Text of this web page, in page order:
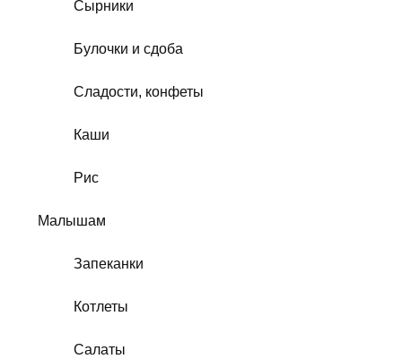
Сырники
Булочки и сдоба
Сладости, конфеты
Каши
Рис
Малышам
Запеканки
Котлеты
Салаты